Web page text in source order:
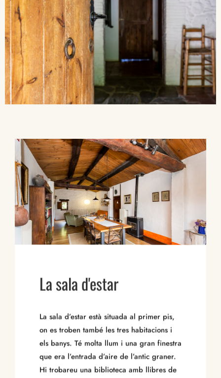
La sala d'estar
La sala d’estar està situada al primer pis,
on es troben també les tres habitacions i
els banys. Té molta llum i una gran finestra
que era l’entrada d’aire de l’antic graner.
Hi trobareu una biblioteca amb llibres de